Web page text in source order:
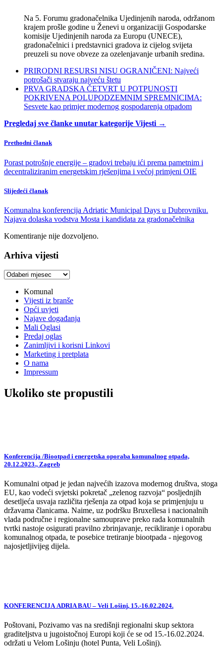
Na 5. Forumu gradonačelnika Ujedinjenih naroda, održanom
krajem prošle godine u Ženevi u organizaciji Gospodarske
komisije Ujedinjenih naroda za Europu (UNECE),
gradonačelnici i predstavnici gradova iz cijelog svijeta
preuzeli su nove obveze za ozelenjavanje urbanih sredina.
PRIRODNI RESURSI NISU OGRANIČENI: Najveći
potrošači stvaraju najveću štetu
PRVA GRADSKA ČETVRT U POTPUNOSTI
POKRIVENA POLUPODZEMNIM SPREMNICIMA:
Sesvete kao primjer modernog gospodarenja otpadom
Pregledaj sve članke unutar kategorije Vijesti →
Prethodni članak
Porast potrošnje energije – gradovi trebaju ići prema pametnim i
decentraliziranim energetskim rješenjima i većoj primjeni OIE
Slijedeći članak
Komunalna konferencija Adriatic Municipal Days u Dubrovniku.
Najava dolaska vodstva Mosta i kandidata za gradonačelnika
Komentiranje nije dozvoljeno.
Arhiva vijesti
Arhiva
Komunal
Vijesti iz branše
Opći uvjeti
Najave događanja
Mali Oglasi
Predaj oglas
Zanimljivi i korisni Linkovi
Marketing i pretplata
O nama
Impressum
Ukoliko ste propustili
Konferencija /Biootpad i energetska oporaba komunalnog otpada,
20.12.2023., Zagreb
Komunalni otpad je jedan najvećih izazova modernog društva, stoga
EU, kao vodeći svjetski pokretač „zelenog razvoja“ posljednjih
desetljeća usvaja različita rješenja za otpad koja se primjenjuju u
državama članicama. Naime, uz podršku Bruxellesa i nacionalnih
vlada područne i regionalne samouprave preko rada komunalnih
tvrtki nastoje osigurati pravilno zbrinjavanje, recikliranje i oporabu
komunalnog otpada, te posebice tretiranje biootpada - njegovog
najosjetljivijeg dijela.
KONFERENCIJA ADRIA BAU – Veli Lošinj, 15.-16.02.2024.
Poštovani, Pozivamo vas na središnji regionalni skup sektora
graditeljstva u jugoistočnoj Europi koji će se od 15.-16.02.2024.
održati u Velom Lošinju (hotel Punta, Veli Lošinj).